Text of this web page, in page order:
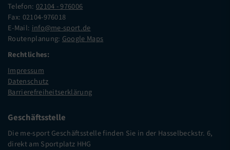
Telefon: 02104 - 976006
Fax: 02104-976018
E-Mail: info@me-sport.de
Routenplanung: Google Maps
Rechtliches:
Impressum
Datenschutz
Barrierefreiheitserklärung
Geschäftsstelle
Die me-sport Geschäftsstelle finden Sie in der Hasselbeckstr. 6,
direkt am Sportplatz HHG